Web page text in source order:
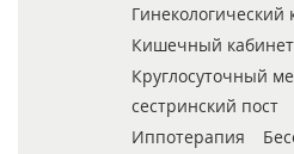
Гинекологический
Кишечный кабинет
Круглосуточный
сестринский пост
Иппотерапия